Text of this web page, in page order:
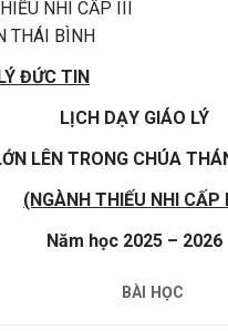
NHI CẤP III
THÁI BÌNH
ĐỨC TIN
LỊCH DẠY GIÁO LÝ
LÊN TRONG CHÚA
(NGÀNH THIẾU NHI CẤP
Năm học 2025 – 2026
BÀI HỌC